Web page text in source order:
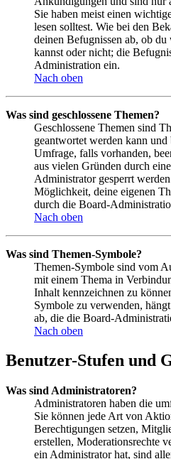
Sie haben meist einen
lesen solltest. Wie bei den
deinen Befugnissen ab, ob
kannst oder nicht; die
Administration ein.
Nach oben
Was sind geschlossene Themen?
Geschlossene Themen sind
geantwortet werden kann und
Umfrage, falls vorhanden,
aus vielen Gründen durch
Administrator gesperrt
Möglichkeit, deine eigenen
durch die Board-
Nach oben
Was sind Themen-Symbole?
Themen-Symbole sind vom
mit einem Thema in
Inhalt kennzeichnen zu
Symbole zu verwenden,
ab, die die Board-
Nach oben
Benutzer-Stufen und
Was sind Administratoren?
Administratoren haben die
Sie können jede Art von
Berechtigungen setzen,
erstellen, Moderationsrechte
ein Administrator hat, sind